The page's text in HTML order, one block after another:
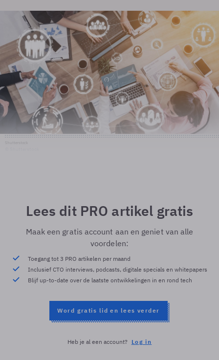
Lees dit PRO artikel gratis
Maak een gratis account aan en geniet van alle
voordelen:
Toegang tot 3 PRO artikelen per maand
Inclusief CTO interviews, podcasts, digitale specials en whitepapers
Blijf up-to-date over de laatste ontwikkelingen in en rond tech
Word gratis lid en lees verder
Heb je al een account? Log in